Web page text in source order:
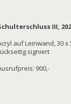
III,
auf Leinwand, 30 x
signiert
900,-